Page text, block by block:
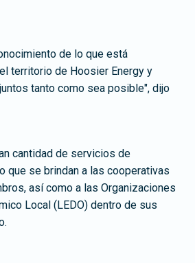
de lo que está
territorio de Hoosier Energy y
tanto como sea posible", dijo
cantidad de servicios de
que se brindan a las cooperativas
así como a las Organizaciones
Local (LEDO) dentro de sus